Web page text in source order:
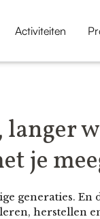
Activiteiten
je
generaties.
herstellen